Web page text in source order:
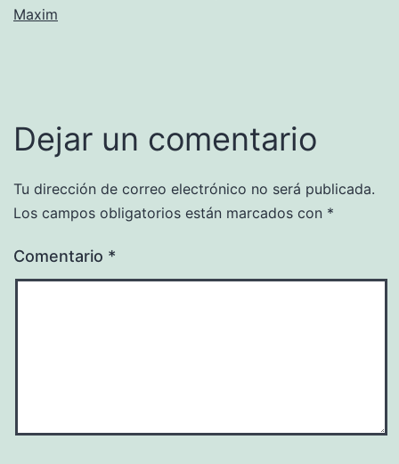
Maxim
Dejar un comentario
Tu dirección de correo electrónico no será publicada.
Los campos obligatorios están marcados con *
Comentario *